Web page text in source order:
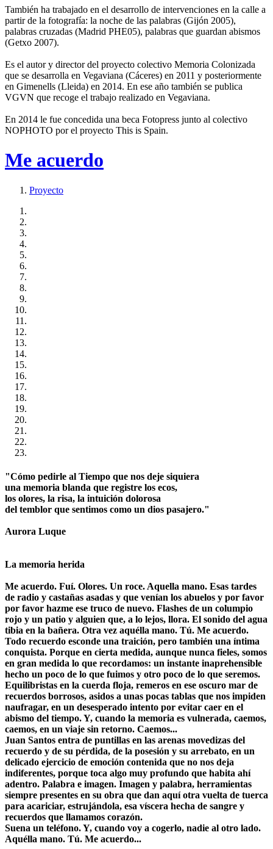
También ha trabajado en el desarrollo de intervenciones en la calle a
partir de la fotografía: la noche de las palabras (Gijón 2005),
palabras cruzadas (Madrid PHE05), palabras que guardan abismos
(Getxo 2007).
Es el autor y director del proyecto colectivo Memoria Colonizada
que se desarrolla en Vegaviana (Cáceres) en 2011 y posteriormente
en Gimenells (Lleida) en 2014. En ese año también se publica
VGVN que recoge el trabajo realizado en Vegaviana.
En 2014 le fue concedida una beca Fotopress junto al colectivo
NOPHOTO por el proyecto This is Spain.
Me acuerdo
Proyecto
"Cómo pedirle al Tiempo que nos deje siquiera
una memoria blanda que registre los ecos,
los olores, la risa, la intuición dolorosa
del temblor que sentimos como un dios pasajero."
Aurora Luque
La memoria herida
Me acuerdo. Fuí. Olores. Un roce. Aquella mano. Esas tardes
de radio y castañas asadas y que venían los abuelos y por favor
por favor hazme ese truco de nuevo. Flashes de un columpio
rojo y un patio y alguien que, a lo lejos, llora. El sonido del agua
tibia en la bañera. Otra vez aquélla mano. Tú. Me acuerdo.
Todo recuerdo esconde una traición, pero también una íntima
conquista. Porque en cierta medida, aunque nunca fieles, somos
en gran medida lo que recordamos: un instante inaprehensible
hecho un poco de lo que fuimos y otro poco de lo que seremos.
Equilibristas en la cuerda floja, remeros en ese oscuro mar de
recuerdos borrosos, asidos a unas pocas tablas que nos impiden
naufragar, en un desesperado intento por evitar caer en el
abismo del tiempo. Y, cuando la memoria es vulnerada, caemos,
caemos, en un viaje sin retorno. Caemos...
Juan Santos entra de puntillas en las arenas movedizas del
recuerdo y de su pérdida, de la posesión y su arrebato, en un
delicado ejercicio de emoción contenida que no nos deja
indiferentes, porque toca algo muy profundo que habita ahí
adentro. Palabra e imagen. Imagen y palabra, herramientas
siempre presentes en su obra que dan aquí otra vuelta de tuerca
para acariciar, estrujándola, esa víscera hecha de sangre y
recuerdos que llamamos corazón.
Suena un teléfono. Y, cuando voy a cogerlo, nadie al otro lado.
Aquélla mano. Tú. Me acuerdo...